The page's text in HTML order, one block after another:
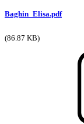
Baghin_Elisa.pdf
(86.87 KB)